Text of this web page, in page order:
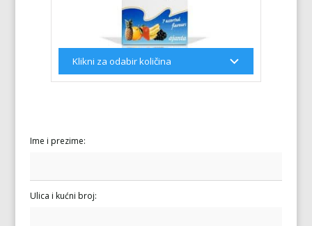
Ime i prezime:
Ulica i kućni broj: